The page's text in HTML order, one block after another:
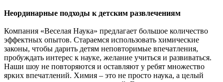
Неординарные подходы к детским развлечениям
Компания «Веселая Наука» предлагает большое количество
эффектных опытов. Стараемся использовать химические
законы, чтобы дарить детям неповторимые впечатления,
пробуждать интерес к науке, желание учиться и развиваться.
Наши шоу не повторяются и оставляют у ребят множество
ярких впечатлений. Химия – это не просто наука, а целый